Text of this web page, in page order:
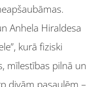
Anhela Hiraldesa
kurā fiziski
mīlestības pilnā un
divām pasaulēm –